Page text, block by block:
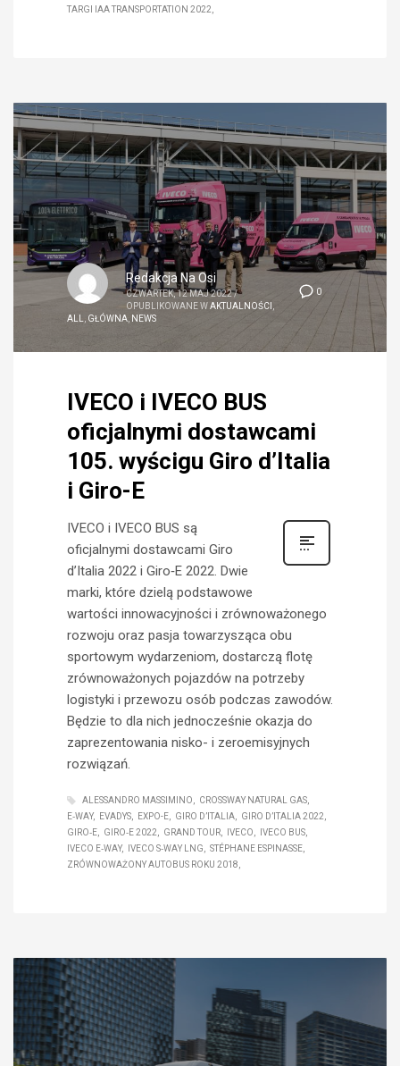
TARGI IAA TRANSPORTATION 2022
0
Redakcja Na Osi
CZWARTEK, 12 MAJ 2022/
OPUBLIKOWANE WAKTUALNOŚCI
ALL
GŁÓWNA NEWS
IVECO i IVECO BUS
oficjalnymi dostawcami
105. wyścigu Giro d’Italia
i Giro-E
IVECO i IVECO BUS są
oficjalnymi dostawcami Giro
d’Italia 2022 i Giro‑E 2022. Dwie
marki, które dzielą podstawowe
wartości innowacyjności i zrównoważonego
rozwoju oraz pasja towarzysząca obu
sportowym wydarzeniom, dostarczą flotę
zrównoważonych pojazdów na potrzeby
logistyki i przewozu osób podczas zawodów.
Będzie to dla nich jednocześnie okazja do
zaprezentowania nisko- i zeroemisyjnych
rozwiązań.
ALESSANDRO MASSIMINO
CROSSWAY NATURAL GAS
E‑WAY
EVADYS EXPO-E GIRO D’ITALIA
GIRO D’ITALIA 2022
GIRO‑E
GIRO‑E 2022 GRAND TOUR IVECO
IVECO BUS
IVECO E‑WAY
IVECO S‑WAY LNG
STÉPHANE ESPINASSE
ZRÓWNOWAŻONY AUTOBUS ROKU 2018